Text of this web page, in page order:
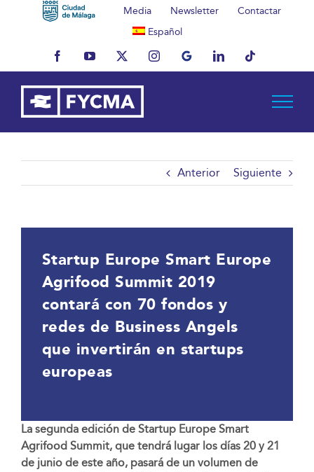
Media Newsletter
Contactar
Español
FacebookYouTubeX InstagramMyBusinessLinkedInTiktok
Anterior Siguiente
Startup Europe Smart Europe
Agrifood Summit 2019
contará con 70 fondos y
redes de Business Angels
que invertirán en startups
europeas
La segunda edición de Startup Europe Smart
Agrifood Summit, que tendrá lugar los días 20 y 21
de junio de este año, pasará de un volumen de